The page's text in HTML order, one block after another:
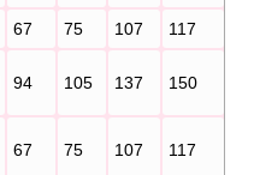
67 75 107 117
94 105 137 150
67 75 107 117